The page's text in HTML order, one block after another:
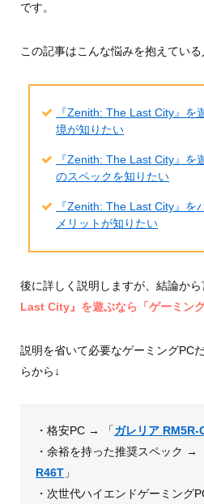
です。
この記事はこんな悩みを抱えている
『Zenith: The Last City』を
境が知りたい
『Zenith: The Last City』を
のスペックを知りたい
『Zenith: The Last City』を
メリットが知りたい
後に詳しく説明しますが、結論から
Last City』を遊ぶなら「ゲーミン
説明を省いて必要なゲーミングPC
らから↓
・格安PC → 「ガレリア RM5R-
・余裕を持った推奨スペック →
R46T」
・次世代ハイエンドゲーミング